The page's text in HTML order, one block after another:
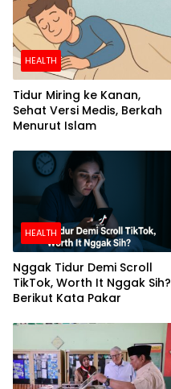
HEALTH
Tidur Miring ke Kanan,
Sehat Versi Medis, Berkah
Menurut Islam
HEALTH
Nggak Tidur Demi Scroll
TikTok, Worth It Nggak Sih?
Berikut Kata Pakar